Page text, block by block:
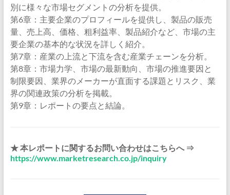
別に様々な市場セグメントの分析を提供。
第6章：主要企業のプロフィールを提供し、製品の販売
量、売上高、価格、粗利益率、製品紹介など、市場の主
要企業の基本的な状況を詳しく紹介。
第7章：産業の上流と下流を含む産業チェーンを分析。
第8章：市場力学、市場の最新動向、市場の推進要因と
制限要因、業界のメーカーが直面する課題とリスク、業
界の関連政策の分析を掲載。
第9章：レポートの要点と結論。
★ 本レポートに関するお問い合わせはこちらへ ⇒
https://www.marketresearch.co.jp/inquiry